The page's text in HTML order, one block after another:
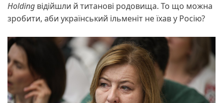
Holding відійшли й титанові родовища. То що можна
зробити, аби український ільменіт не їхав у Росію?